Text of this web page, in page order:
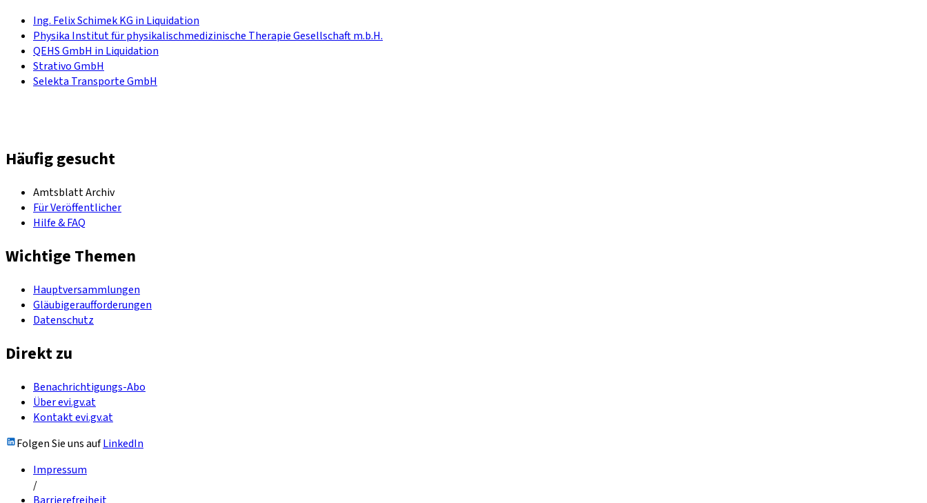
Ing. Felix Schimek KG in Liquidation
Physika Institut für physikalischmedizinische Therapie Gesellschaft m.b.H.
QEHS GmbH in Liquidation
Strativo GmbH
Selekta Transporte GmbH
Häufig gesucht
Amtsblatt Archiv
Für Veröffentlicher
Hilfe & FAQ
Wichtige Themen
Hauptversammlungen
Gläubigeraufforderungen
Datenschutz
Direkt zu
Benachrichtigungs-Abo
Über evi.gv.at
Kontakt evi.gv.at
Folgen Sie uns aufLinkedIn
Impressum
/